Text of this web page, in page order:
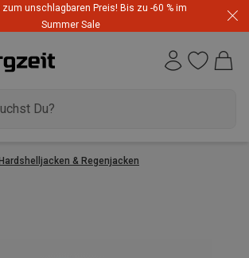
zum unschlagbaren Preis! Bis zu -60 % im
Summer Sale
& Regenjacken